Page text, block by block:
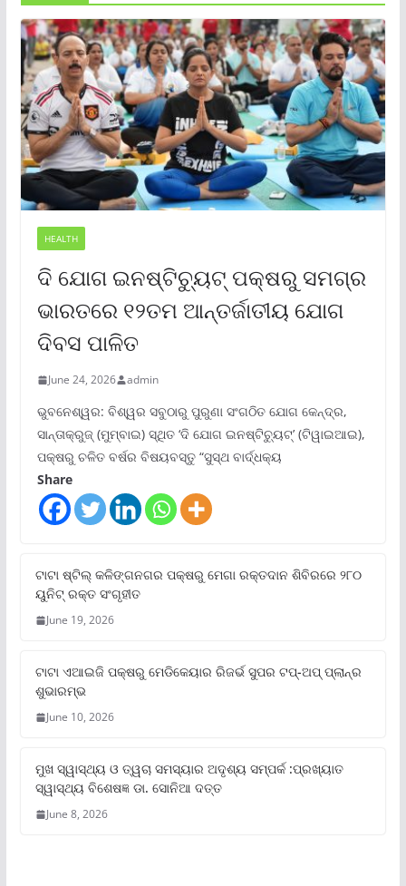
HEALTH
ଦି ଯୋଗ ଇନଷ୍ଟିଚ୍ୟୁଟ୍ ପକ୍ଷରୁ ସମଗ୍ର
ଭାରତରେ ୧୨ତମ ଆନ୍ତର୍ଜାତୀୟ ଯୋଗ
ଦିବସ ପାଳିତ
June 24, 2026 admin
ଭୁବନେଶ୍ୱର: ବିଶ୍ୱର ସବୁଠାରୁ ପୁରୁଣା ସଂଗଠିତ ଯୋଗ କେନ୍ଦ୍ର,
ସାନ୍ତାକ୍ରୁଜ୍ (ମୁମ୍ବାଇ) ସ୍ଥିତ ‘ଦି ଯୋଗ ଇନଷ୍ଟିଚ୍ୟୁଟ୍‌’ (ଟିୱାଇଆଇ),
ପକ୍ଷରୁ ଚଳିତ ବର୍ଷର ବିଷୟବସ୍ତୁ “ସୁସ୍ଥ ବାର୍ଦ୍ଧକ୍ୟ
Share
ଟାଟା ଷ୍ଟିଲ୍‌ କଳିଙ୍ଗନଗର ପକ୍ଷରୁ ମେଗା ରକ୍ତଦାନ ଶିବିରରେ ୨୮୦
ୟୁନିଟ୍‌ ରକ୍ତ ସଂଗୃହୀତ
June 19, 2026
ଟାଟା ଏଆଇଜି ପକ୍ଷରୁ ମେଡିକେୟାର ରିଜର୍ଭ ସୁପର ଟପ୍‌-ଅପ୍ ପ୍ଲାନ୍‌ର
ଶୁଭାରମ୍ଭ
June 10, 2026
ମୁଖ ସ୍ୱାସ୍ଥ୍ୟ ଓ ତ୍ୱଚା ସମସ୍ୟାର ଅଦୃଶ୍ୟ ସମ୍ପର୍କ :ପ୍ରଖ୍ୟାତ
ସ୍ୱାସ୍ଥ୍ୟ ବିଶେଷଜ୍ଞ ଡା. ସୋନିଆ ଦତ୍ତ
June 8, 2026